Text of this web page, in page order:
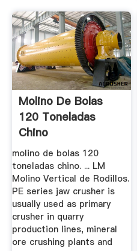
Molino De Bolas
120 Toneladas
Chino
molino de bolas 120
toneladas chino. ... LM
Molino Vertical de Rodillos.
PE series jaw crusher is
usually used as primary
crusher in quarry
production lines, mineral
ore crushing plants and